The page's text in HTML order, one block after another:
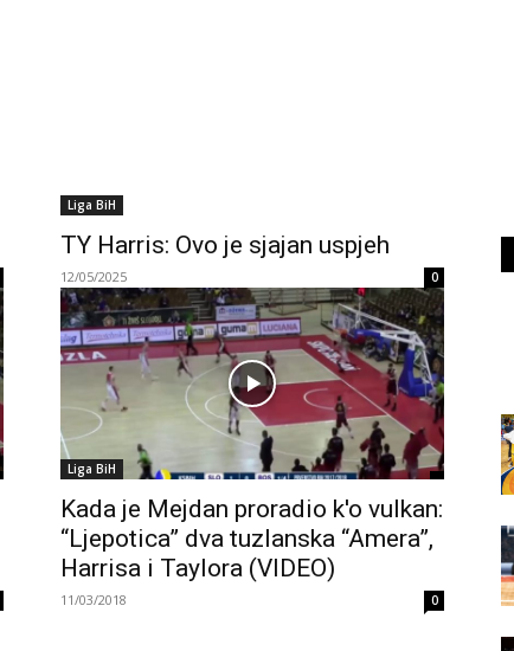
Liga BiH
TY Harris: Ovo je sjajan uspjeh
12/05/2025 0
Liga BiH
Kada je Mejdan proradio k'o vulkan:
“Ljepotica” dva tuzlanska “Amera”,
Harrisa i Taylora (VIDEO)
11/03/2018 0